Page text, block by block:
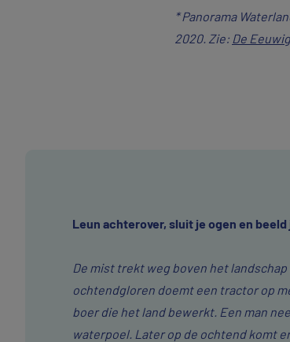
* Panorama
2020. Zie: De
Leun achterover, sluit je ogen en beeld
De mist trekt weg boven het
ochtendgloren doemt een tractor op
boer die het land bewerkt. Een man
waterpoel. Later op de ochtend komt